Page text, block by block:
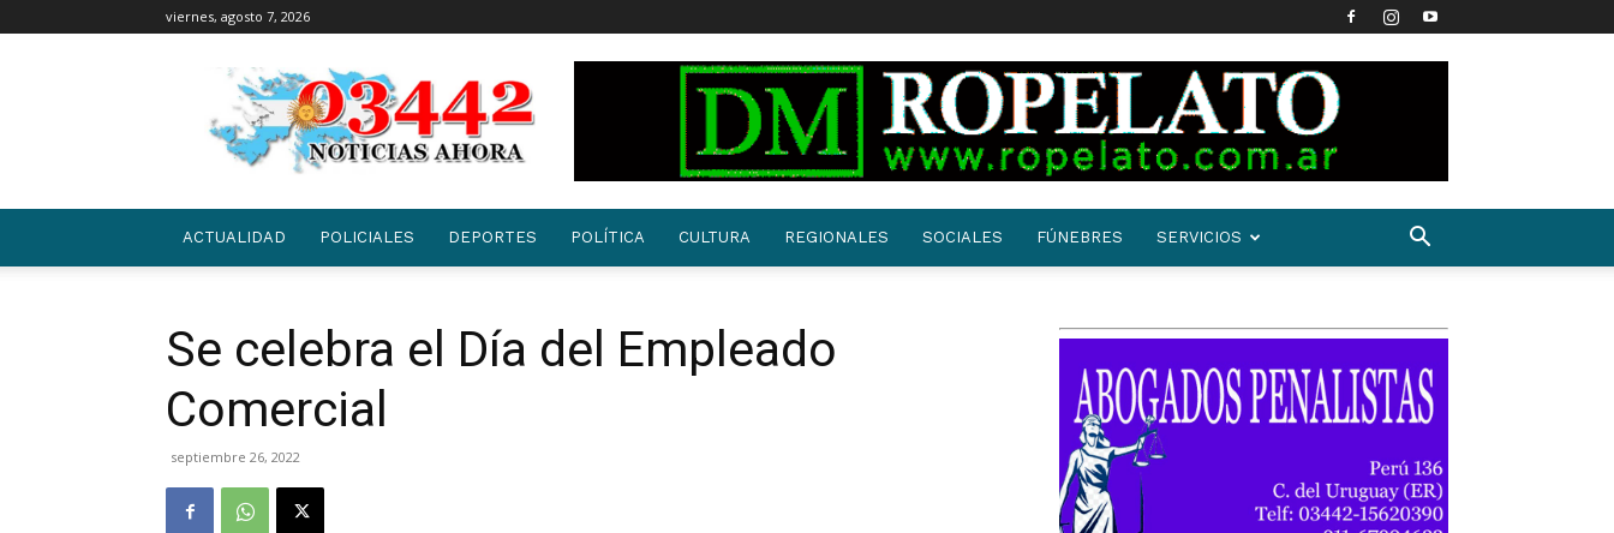
viernes, agosto 7, 2026
03442
|
NOTICIAS
ACTUALIDAD POLICIALES DEPORTES POLÍTICA CULTURA REGIONALES SOCIALES FÚNEBRES SERVICIOS
Se celebra el Día del Empleado
Comercial
septiembre 26, 2022